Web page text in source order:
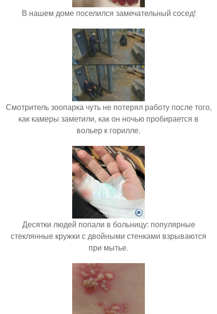
В нашем доме поселился замечательный сосед!
Смотритель зоопарка чуть не потерял работу после того,
как камеры заметили, как он ночью пробирается в
вольер к горилле.
Десятки людей попали в больницу: популярные
стеклянные кружки с двойными стенками взрываются
при мытье.